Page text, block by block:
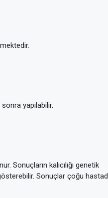
yapılabilir.
Sonuçların kalıcılığı genetik
Sonuçlar çoğu